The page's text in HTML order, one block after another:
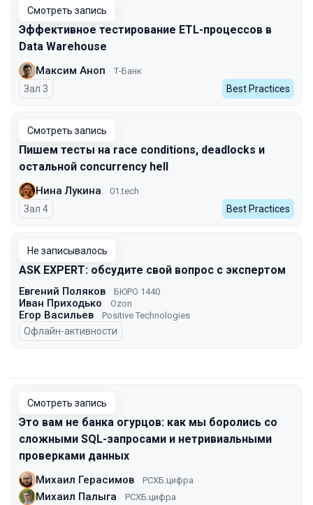
Смотреть запись
Эффективное тестирование ETL-процессов в
Data Warehouse
Максим Аноп Т-Банк
Зал 3 Best Practices
Смотреть запись
Пишем тесты на race conditions, deadlocks и
остальной concurrency hell
Нина Лукина 01.tech
Зал 4 Best Practices
Не записывалось
ASK EXPERT: обсудите свой вопрос с экспертом
Евгений Поляков БЮРО 1440
Иван Приходько Ozon
Егор Васильев Positive Technologies
Офлайн-активности
Смотреть запись
Это вам не банка огурцов: как мы боролись со
сложными SQL-запросами и нетривиальными
проверками данных
Михаил Герасимов РСХБ.цифра
Михаил Палыга РСХБ.цифра